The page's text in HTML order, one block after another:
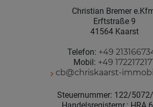
Christian Bremer
Erftstraße 9
41564 Kaarst
Telefon: +49
Mobil: +49
cb@chriskaarst-
Steuernummer: 122/